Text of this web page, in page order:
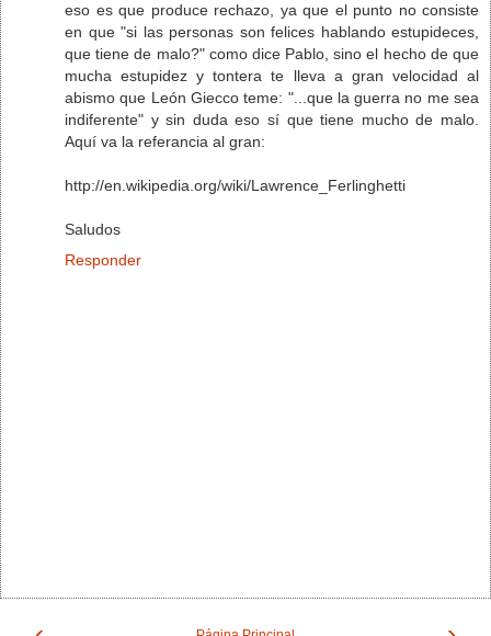
eso es que produce rechazo, ya que el punto no consiste
en que "si las personas son felices hablando estupideces,
que tiene de malo?" como dice Pablo, sino el hecho de que
mucha estupidez y tontera te lleva a gran velocidad al
abismo que León Giecco teme: "...que la guerra no me sea
indiferente" y sin duda eso sí que tiene mucho de malo.
Aquí va la referancia al gran:
http://en.wikipedia.org/wiki/Lawrence_Ferlinghetti
Saludos
Responder